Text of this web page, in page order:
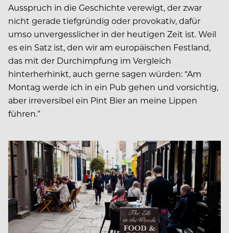
Ausspruch in die Geschichte verewigt, der zwar
nicht gerade tiefgründig oder provokativ, dafür
umso unvergesslicher in der heutigen Zeit ist. Weil
es ein Satz ist, den wir am europäischen Festland,
das mit der Durchimpfung im Vergleich
hinterherhinkt, auch gerne sagen würden: “Am
Montag werde ich in ein Pub gehen und vorsichtig,
aber irreversibel ein Pint Bier an meine Lippen
führen.”